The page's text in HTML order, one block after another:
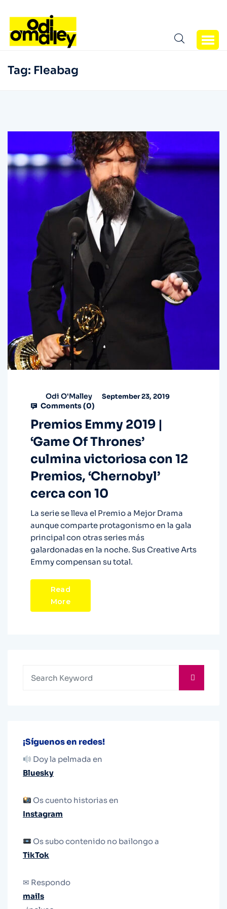
Tag: Fleabag
Odi O'Malley September 23, 2019
Comments (0)
Premios Emmy 2019 |
‘Game Of Thrones’
culmina victoriosa con 12
Premios, ‘Chernobyl’
cerca con 10
La serie se lleva el Premio a Mejor Drama
aunque comparte protagonismo en la gala
principal con otras series más
galardonadas en la noche. Sus Creative Arts
Emmy compensan su total.
Read
More
¡Síguenos en redes!
Doy la pelmada en
Bluesky
Os cuento historias en
Instagram
Os subo contenido no bailongo a
TikTok
✉ Respondo
mails